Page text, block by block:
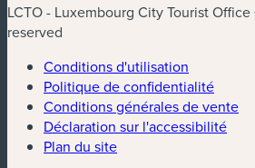
LCTO - Luxembourg City Tourist
reserved
Conditions d'utilisation
Politique de confidentialité
Conditions générales de vente
Déclaration sur l'accessibilité
Plan du site